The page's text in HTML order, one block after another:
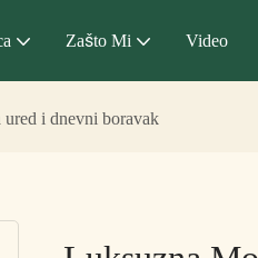
Zašto Mi Video
ured i dnevni boravak